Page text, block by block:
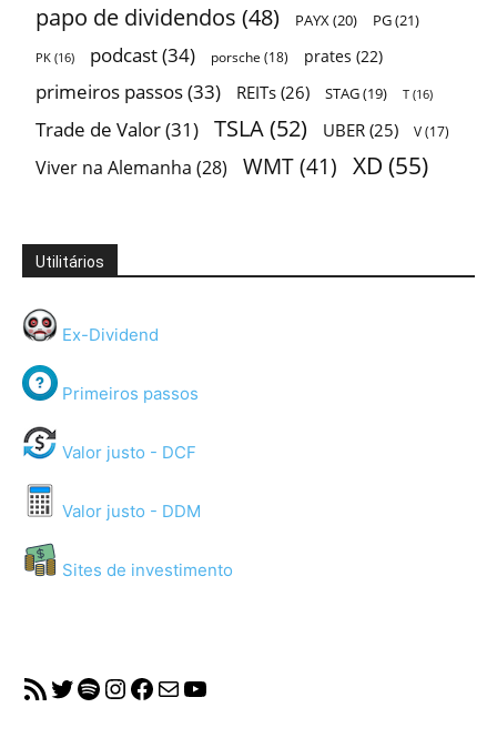
papo de dividendos (48) PAYX(20) PG(21)
PK (16) podcast(34) porsche (18) prates (22)
primeiros passos(33) REITs (26) STAG(19) T (16)
Trade de Valor(31) TSLA(52) UBER (25) V(17)
Viver na Alemanha (28) WMT (41) XD (55)
Utilitários
Ex-Dividend
Primeiros passos
Valor justo - DCF
Valor justo - DDM
Sites de investimento
RSS FeedTwitter
Spotify
Instagram
Facebook
MailYouTube